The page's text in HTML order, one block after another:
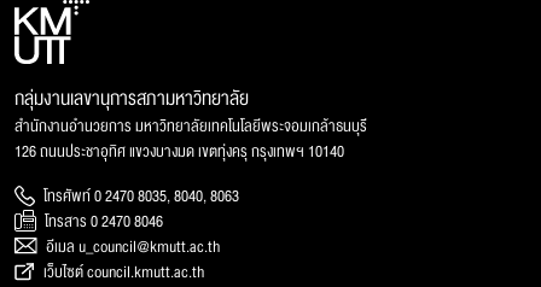
กลุ่มงานเลขานุการสภามหาวิทยาลัย
สำนักงานอำนวยการ มหาวิทยาลัยเทคโนโลยีพระจอมเกล้าธนบุรี
126 ถนนประชาอุทิศ แขวงบางมด เขตทุ่งครุ กรุงเทพฯ 10140
โทรศัพท์ 0 2470 8035, 8040, 8063
โทรสาร 0 2470 8046
อีเมล u_council@kmutt.ac.th
เว็บไซต์ council.kmutt.ac.th